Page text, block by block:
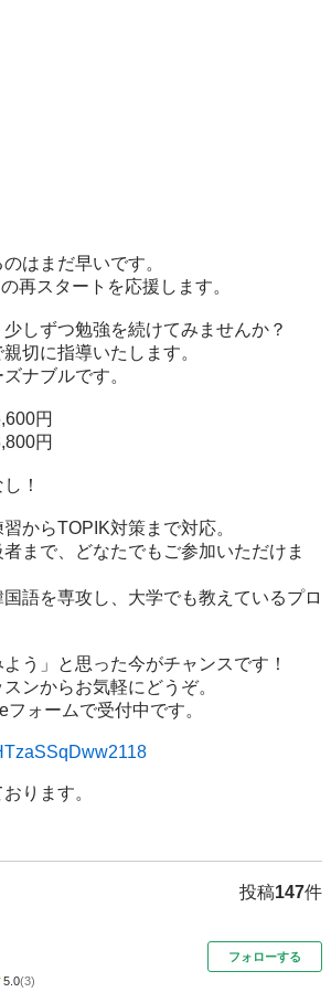
はまだ早いです。
再スタートを応援します。
しずつ勉強を続けてみませんか？
切に指導いたします。
ナブルです。
円
円
！
からTOPIK対策まで対応。
まで、どなたでもご参加いただけま
語を専攻し、大学でも教えているプロ
よう」と思った今がチャンスです！
ンからお気軽にどうぞ。
ォームで受付中です。
ります。
投稿147件
5.0(3)
フォローする